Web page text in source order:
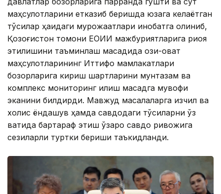
маҳсулотларини етказиб беришда юзага келаётган
тўсиқлар ҳақидаги мурожаатлари инобатга олиниб,
Қозоғистон томони ЕОИИ мажбуриятларига риоя
этилишини таъминлаш мақсадида озиқ-овқат
маҳсулотларининг Иттифоқ мамлакатлари
бозорларига кириш шартларини мунтазам ва
комплекс мониторинг қилиш мақсадга мувофиқ
эканини билдирди. Мавжуд масалаларга изчил ва
холис ёндашув ҳамда савдодаги тўсиқларни ўз
вақтида бартараф этиш ўзаро савдо ривожига
сезиларли туртки бериши таъкидланди.